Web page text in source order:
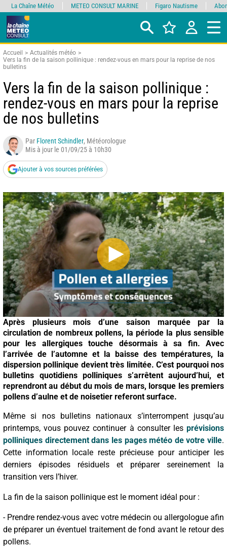
Accueil
Actualités météo
Vers la fin de la saison pollinique : rendez-vous en mars pour la reprise de nos
bulletins
Vers la fin de la saison pollinique :
rendez-vous en mars pour la reprise
de nos bulletins
Par Florent Schindler, Météorologue
Mis à jour le 01/09/25 à 10h30
Ajouter à vos sources préférées
Après plusieurs mois d’une saison marquée par la
circulation de nombreux pollens, la période la plus sensible
pour les allergiques touche désormais à sa fin. Avec
l’arrivée de l’automne et la baisse des températures, la
dispersion pollinique devient très limitée. C’est pourquoi nos
bulletins quotidiens polliniques s’arrêtent aujourd’hui, et
reprendront au début du mois de mars, lorsque les premiers
pollens d’aulne et de noisetier referont surface.
Même si nos bulletins nationaux s’interrompent jusqu’au
printemps, vous pouvez continuer à consulter les prévisions
polliniques directement dans les pages météo de votre ville.
Cette information locale reste précieuse pour anticiper les
derniers épisodes résiduels et préparer sereinement la
transition vers l’hiver.
La fin de la saison pollinique est le moment idéal pour :
- Prendre rendez-vous avec votre médecin ou allergologue afin
de préparer un éventuel traitement de fond avant le retour des
pollens.
La Chaîne Météo METEO CONSULT MARINE Figaro Nautisme